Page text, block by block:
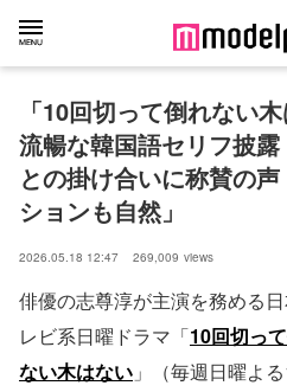
「10回切って倒れない
流暢な韓国語セリフ披
との掛け合いに称賛の
ションも自然」
2026.05.18 12:47 269,009 views
俳優の志尊淳が主演を務める
レビ系日曜ドラマ「10回切っ
ない木はない 」（毎週日曜よ